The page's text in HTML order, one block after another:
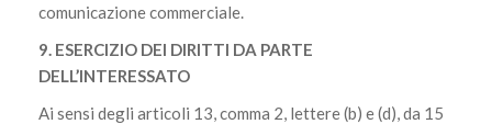
comunicazione commerciale.
9. ESERCIZIO DEI DIRITTI DA PARTE
DELL’INTERESSATO
Ai sensi degli articoli 13, comma 2, lettere (b) e (d), da 15